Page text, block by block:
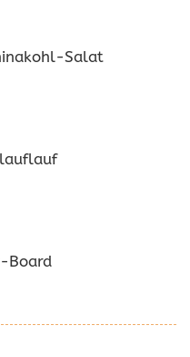
Salat
Board